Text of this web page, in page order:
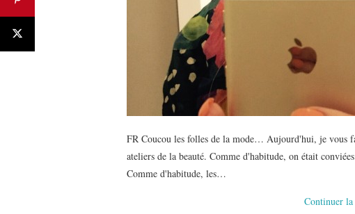
FR Coucou les folles de la mode… Aujourd'hui, je vous
ateliers de la beauté. Comme d'habitude, on était
Comme d'habitude, les…
Continuer